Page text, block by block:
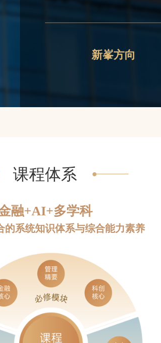
新峯方向
课程体系
融+AI+多学科
的系统知识体系与综合能力素养